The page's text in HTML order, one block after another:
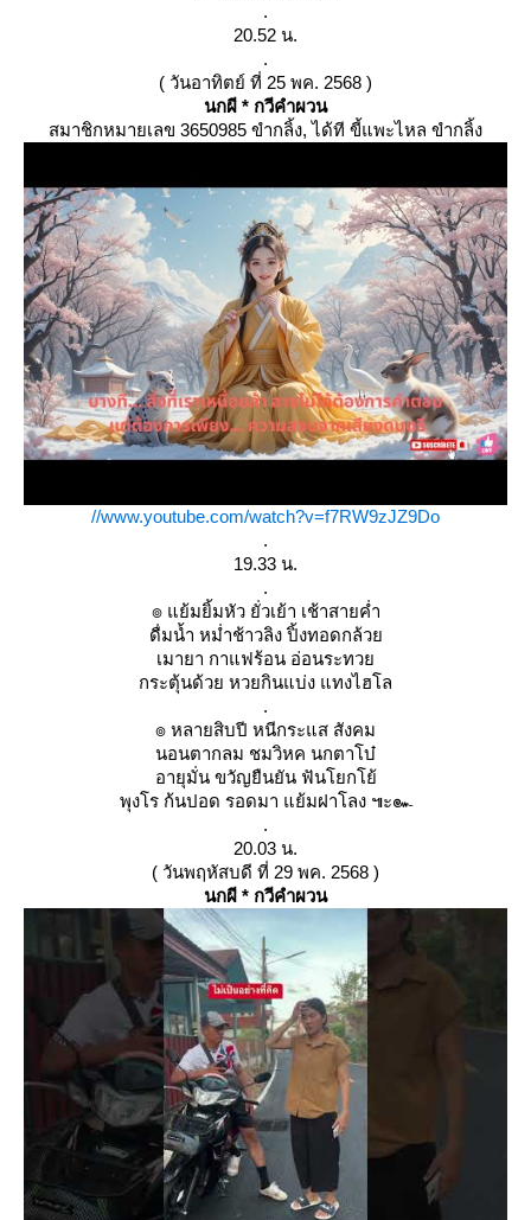
.
20.52 น.
.
( วันอาทิตย์ ที่ 25 พค. 2568 )
นกผี * กวีคำผวน
สมาชิกหมายเลข 3650985 ขำกลิ้ง, ได้ที ขี้แพะไหล ขำกลิ้ง
//www.youtube.com/watch?v=f7RW9zJZ9Do
.
19.33 น.
.
๏ แย้มยิ้มหัว ยั่วเย้า เช้าสายค่ำ
ดื่มน้ำ หม่ำช้าวลิง ปิ้งทอดกล้ว
เมายา กาแฟร้อน อ่อนระทว
กระตุ้นด้วย หวยกินแบ่ง แทงไฮโล
.
๏ หลายสิบปี หนีกระแส สังคม
นอนตากลม ชมวิหค นกตาโบ๋
อายุมั่น ขวัญยืนยัน ฟันโยกโย้
พุงโร ก้นปอด รอดมา แย้มฝาโลง ๚ะ๛
.
20.03 น.
( วันพฤหัสบดี ที่ 29 พค. 2568 )
นกผี * กวีคำผวน